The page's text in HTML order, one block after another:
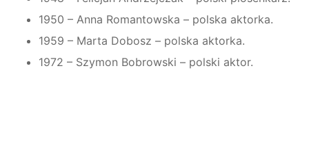
1950 – Anna Romantowska – polska aktorka.
1959 – Marta Dobosz – polska aktorka.
1972 – Szymon Bobrowski – polski aktor.